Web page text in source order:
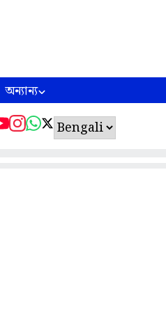
অন্যান্য